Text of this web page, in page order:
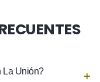
La Unión?